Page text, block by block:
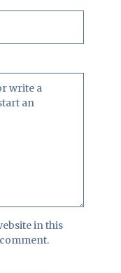
in this